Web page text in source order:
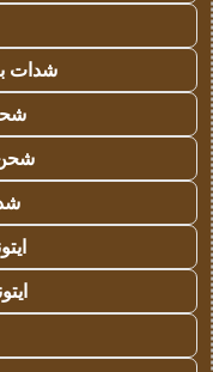
شدات
شحن